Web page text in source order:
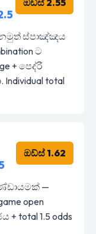
නමුත් ස්පාඤ්ඤය
ට
+ පෙද්රී
Individual total
ඔඩ්ස් 1.62
—
open
total 1.5 odds